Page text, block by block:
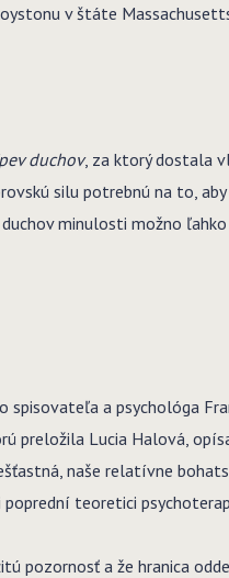
v štáte
duchov, za ktorý dostala
silu potrebnú na to,
minulosti možno
a psychológa
preložila Lucia Halová,
naše relatívne
teoretici
pozornosť a že hranica